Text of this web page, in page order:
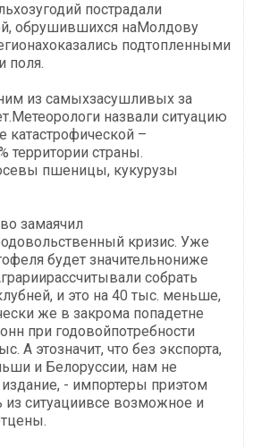
пострадали
обрушившихся наМолдову
подтопленными
поля.
из самыхзасушливых за
назвали ситуацию
катастрофической –
территории страны.
пшеницы, кукурузы
замаячил
кризис. Уже
будет значительнониже
собрать
и это на 40 тыс. меньше,
же в закрома попадетне
при годовойпотребности
А этозначит, что без экспорта,
и Белоруссии, нам не
- импортеры приэтом
из ситуациивсе возможное и